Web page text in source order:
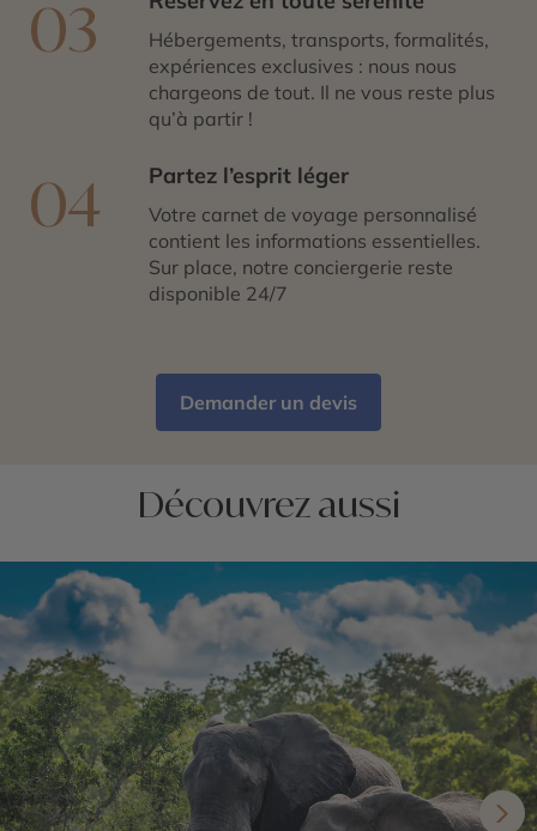
03
Hébergements, transports, formalités,
expériences exclusives : nous nous
chargeons de tout. Il ne vous reste plus
qu’à partir !
04 Partez l’esprit léger
Votre carnet de voyage personnalisé
contient les informations essentielles.
Sur place, notre conciergerie reste
disponible 24/7
Demander un devis
Découvrez aussi